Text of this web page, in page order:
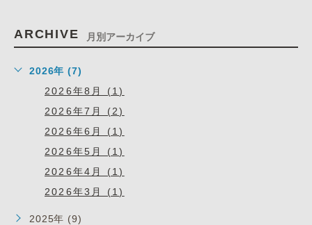
ARCHIVE 月別アーカイブ
2026年 (7)
2026年8月 (1)
2026年7月 (2)
2026年6月 (1)
2026年5月 (1)
2026年4月 (1)
2026年3月 (1)
2025年 (9)